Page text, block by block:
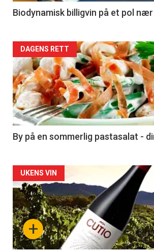
4
Biodynamisk billigvin på et pol
Forsiden
akkurat
nå
-
5
DAGENS RETT
By på en sommerlig pastasalat -
Forsiden
akkurat
nå
-
+
UKENS VIN